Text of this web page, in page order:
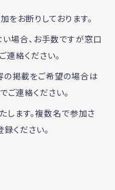
お断りしております。
場合、お手数ですが窓口
連絡ください。
の掲載をご希望の場合は
ご連絡ください。
します。複数名で参加さ
ください。